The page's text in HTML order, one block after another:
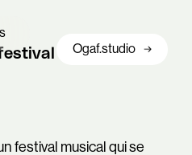
Ogaf.studio
festival musical qui se